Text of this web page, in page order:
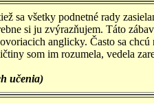
sa všetky podnetné rady
si ju zvýrazňujem. Táto
anglicky. Často sa
som im rozumela, vedela
učenia)